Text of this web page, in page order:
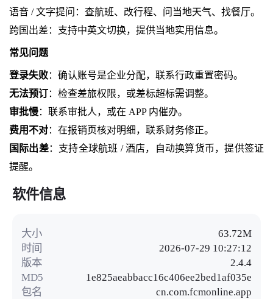
语音 / 文字提问：查航班、改行程、问当地天气、找餐厅。
跨国出差：支持中英文切换，提供当地实用信息。
常见问题
登录失败：确认账号是企业分配，联系行政重置密码。
无法预订：检查差旅权限，或差标超标需调整。
审批慢：联系审批人，或在 APP 内催办。
费用不对：在报销页核对明细，联系财务修正。
国际出差：支持全球航班 / 酒店，自动换算货币，提供签证
提醒。
软件信息
大小
63.72M
时间
2026-07-29 10:27:12
版本
2.4.4
MD5
1e825aeabbacc16c406ee2bed1af035e
包名
cn.com.fcmonline.app